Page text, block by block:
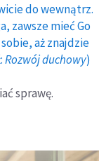
do wewnątrz.
zawsze mieć Go
aż znajdzie
Rozwój duchowy)
sprawę.